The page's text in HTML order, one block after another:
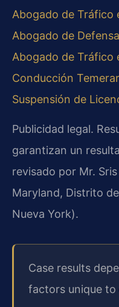
Abogado de Tráfico
Abogado de
Abogado de Tráfico
Conducción
Suspensión de
Publicidad legal.
garantizan un
revisado por Mr.
Maryland, Distrito
Nueva York).
Case results
factors unique to